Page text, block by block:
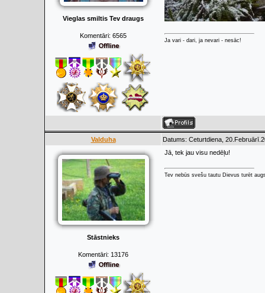
Vieglas smiltis Tev draugs
Komentāri: 6565
Ja vari - dari, ja nevari - nesāc!
Valduha Datums: Ceturtdiena,
Stāstnieks
Komentāri: 13176
Jā, tek jau visu nedēļu!
Tev nebūs svešu tautu Dievus turēt